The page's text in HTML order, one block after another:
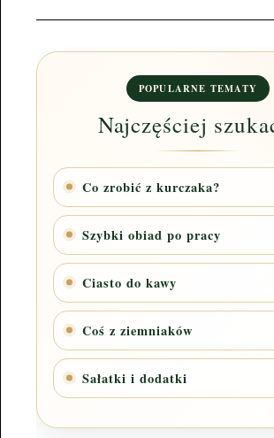
POPULARNE TEMATY
Najczęściej
Co zrobić z kurczaka?
Szybki obiad po pracy
Ciasto do kawy
Coś z ziemniaków
Sałatki i dodatki